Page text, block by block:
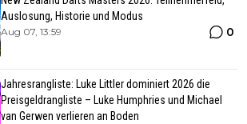
Auslosung, Historie und Modus
Aug 07, 13:59 0
Jahresrangliste: Luke Littler dominiert 2026 die
Preisgeldrangliste – Luke Humphries und Michael
van Gerwen verlieren an Boden